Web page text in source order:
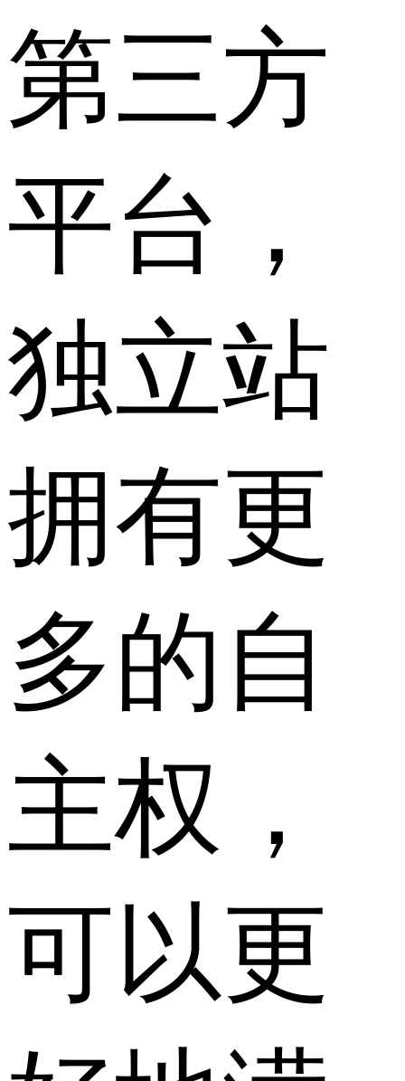
第三方
平台，
独立站
拥有更
多的自
主权，
可以更